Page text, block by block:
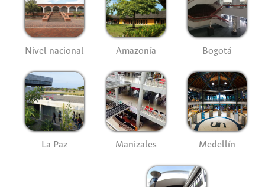
Nivel nacional Amazonía Bogotá
La Paz Manizales Medellín